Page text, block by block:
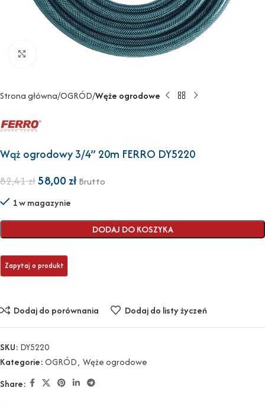
Strona główna OGRÓD Węże ogrodowe
Wąż ogrodowy 3/4” 20m FERRO DY5220
82,41zł58,00zł Brutto
1 w magazynie
DODAJ DO KOSZYKA
Dodaj do porównania Dodaj do listy życzeń
SKU: DY5220
Kategorie:OGRÓD, Węże ogrodowe
Share: